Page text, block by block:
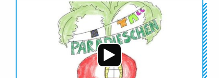
Audio-
Player